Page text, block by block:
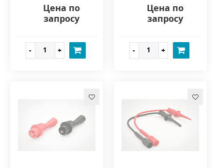
Цена по
запросу
Цена по
запросу